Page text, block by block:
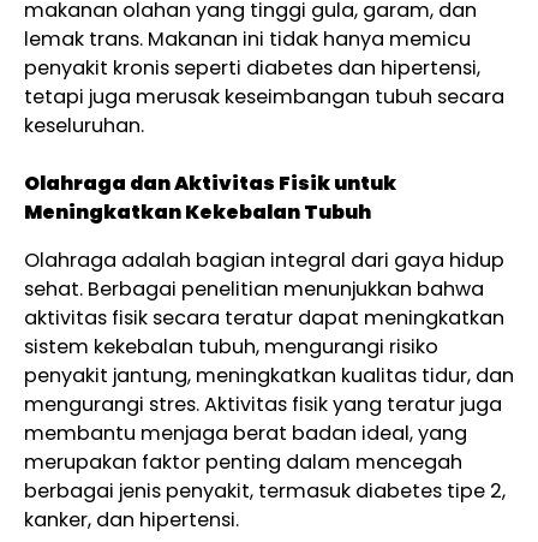
makanan olahan yang tinggi gula, garam, dan
lemak trans. Makanan ini tidak hanya memicu
penyakit kronis seperti diabetes dan hipertensi,
tetapi juga merusak keseimbangan tubuh secara
keseluruhan.
Olahraga dan Aktivitas Fisik untuk
Meningkatkan Kekebalan Tubuh
Olahraga adalah bagian integral dari gaya hidup
sehat. Berbagai penelitian menunjukkan bahwa
aktivitas fisik secara teratur dapat meningkatkan
sistem kekebalan tubuh, mengurangi risiko
penyakit jantung, meningkatkan kualitas tidur, dan
mengurangi stres. Aktivitas fisik yang teratur juga
membantu menjaga berat badan ideal, yang
merupakan faktor penting dalam mencegah
berbagai jenis penyakit, termasuk diabetes tipe 2,
kanker, dan hipertensi.